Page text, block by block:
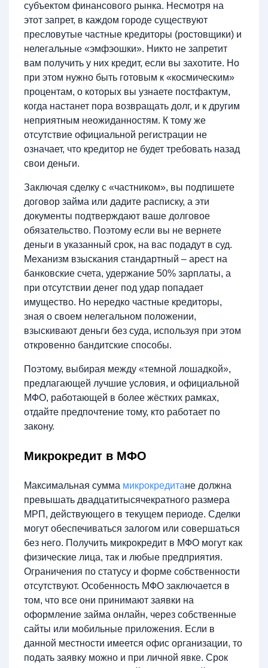
субъектом финансового рынка. Несмотря на
этот запрет, в каждом городе существуют
пресловутые частные кредиторы (ростовщики) и
нелегальные «эмфэошки». Никто не запретит
вам получить у них кредит, если вы захотите. Но
при этом нужно быть готовым к «космическим»
процентам, о которых вы узнаете постфактум,
когда настанет пора возвращать долг, и к другим
неприятным неожиданностям. К тому же
отсутствие официальной регистрации не
означает, что кредитор не будет требовать назад
свои деньги.
Заключая сделку с «частником», вы подпишете
договор займа или дадите расписку, а эти
документы подтверждают ваше долговое
обязательство. Поэтому если вы не вернете
деньги в указанный срок, на вас подадут в суд.
Механизм взыскания стандартный – арест на
банковские счета, удержание 50% зарплаты, а
при отсутствии денег под удар попадает
имущество. Но нередко частные кредиторы,
зная о своем нелегальном положении,
взыскивают деньги без суда, используя при этом
откровенно бандитские способы.
Поэтому, выбирая между «темной лошадкой»,
предлагающей лучшие условия, и официальной
МФО, работающей в более жёстких рамках,
отдайте предпочтение тому, кто работает по
закону.
Микрокредит в МФО
Максимальная сумма микрокредитане должна
превышать двадцатитысячекратного размера
МРП, действующего в текущем периоде. Сделки
могут обеспечиваться залогом или совершаться
без него. Получить микрокредит в МФО могут как
физические лица, так и любые предприятия.
Ограничения по статусу и форме собственности
отсутствуют. Особенность МФО заключается в
том, что все они принимают заявки на
оформление займа онлайн, через собственные
сайты или мобильные приложения. Если в
данной местности имеется офис организации, то
подать заявку можно и при личной явке. Срок